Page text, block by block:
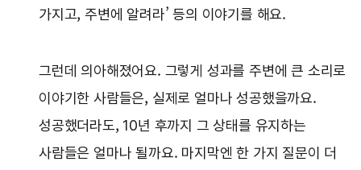
가지고, 주변에 알려라’ 등의 이야기를 해요.
그런데 의아해졌어요. 그렇게 성과를 주변에 큰 소리로
이야기한 사람들은, 실제로 얼마나 성공했을까요.
성공했더라도, 10년 후까지 그 상태를 유지하는
사람들은 얼마나 될까요. 마지막엔 한 가지 질문이 더